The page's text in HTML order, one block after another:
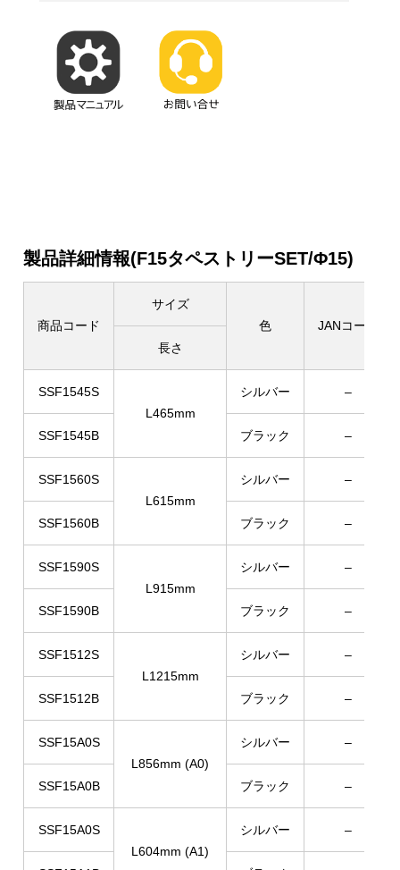
製品詳細情報(F15タペストリーSET/Φ15)
商品コード
サイズ
色
JANコード
長さ
SSF1545S
L465mm
シルバー –
SSF1545B ブラック –
SSF1560S
L615mm
シルバー –
SSF1560B ブラック –
SSF1590S
L915mm
シルバー –
SSF1590B ブラック –
SSF1512S
L1215mm
シルバー –
SSF1512B ブラック –
SSF15A0S
L856mm (A0)
シルバー –
SSF15A0B ブラック –
SSF15A0S
L604mm (A1)
シルバー –